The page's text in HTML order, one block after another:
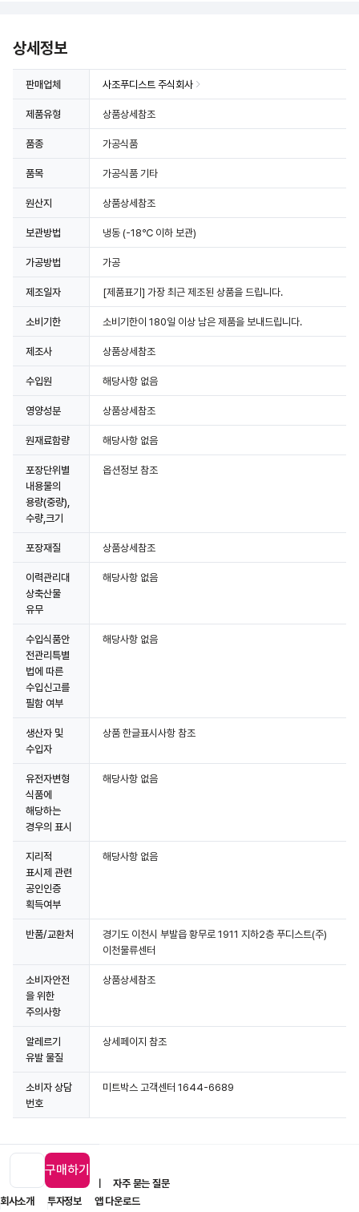
상세정보 더보기
상세정보
판매업체 사조푸디스트 주식회사
제품유형 상품상세참조
품종 가공식품
품목 가공식품 기타
원산지 상품상세참조
보관방법 냉동 (-18℃ 이하 보관)
가공방법 가공
제조일자 [제품표기] 가장 최근 제조된 상품을 드립니다.
소비기한 소비기한이 180일 이상 남은 제품을 보내드립니다.
제조사 상품상세참조
수입원 해당사항 없음
영양성분 상품상세참조
원재료함량 해당사항 없음
포장단위별
내용물의
용량(중량),
수량,크기
옵션정보 참조
포장재질 상품상세참조
이력관리대
상축산물
유무
해당사항 없음
수입식품안
전관리특별
법에 따른
수입신고를
필함 여부
해당사항 없음
생산자 및
수입자
상품 한글표시사항 참조
유전자변형
식품에
해당하는
경우의 표시
해당사항 없음
지리적
표시제 관련
공인인증
획득여부
해당사항 없음
반품/교환처
경기도 이천시 부발읍 황무로 1911 지하2층 푸디스트(주)
이천물류센터
소비자안전
을 위한
주의사항
상품상세참조
알레르기
유발 물질
상세페이지 참조
소비자 상담
번호
미트박스 고객센터 1644-6689
구매하기
입점 제휴 문의 1:1 문의
자주 묻는 질문
회사소개
투자정보 앱 다운로드